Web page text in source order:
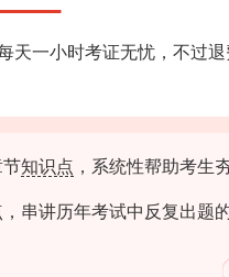
天一小时考证无忧，不过
知识点 ，系统性帮助考生
串讲历年考试中反复出题